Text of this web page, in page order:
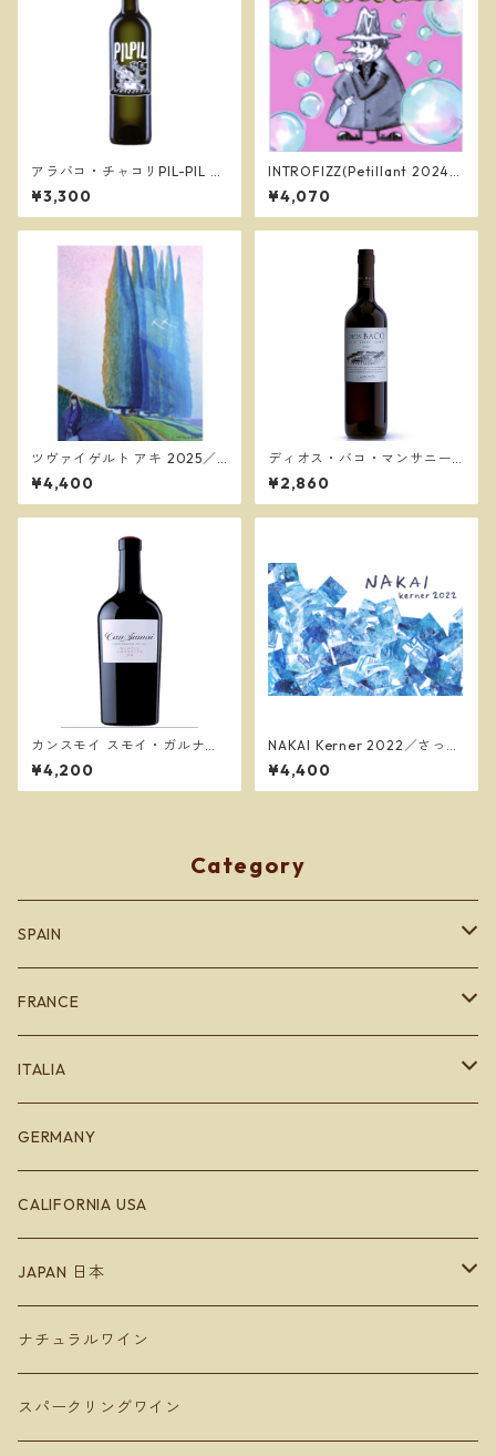
アラバコ・チャコリPIL-PIL 2
023 ピル・ピル／アストビサ
¥3,300
INTROFIZZ(Petillant 2024)
／Kifutato Wines (きふたと)
¥4,070
ツヴァイゲルト アキ 2025／
ドゥエ プンティ
¥4,400
ディオス・バコ・マンサニー
ジャ／Bodegas Dios Baco
¥2,860
カンスモイ スモイ・ガルナッ
チャ 2022 ／カンスモイ (ラベ
ントス イ ブラン)
¥4,200
NAKAI Kerner 2022／さっぽ
ろ藤野ワイナリー
¥4,400
Category
SPAIN
カタルーニャ地方
バスク地方
Bodegas Loli Casado
リオハ
Bodegas Loli Casado
ガリシア地方
Raúl Pérez
バレンシア地方
ラ・マンチャ地方
アンダルシア地方
FRANCE
ブルゴーニュ
ボルドー
ラングドッグ
アルザス
ジュラ
ITALIA
エミリオロマーニャ
GERMANY
CALIFORNIA USA
JAPAN 日本
Hokkaido 北海道
Domaine Takahiko ドメーヌタカヒコ
青森
ナチュラルワイン
スパークリングワイン